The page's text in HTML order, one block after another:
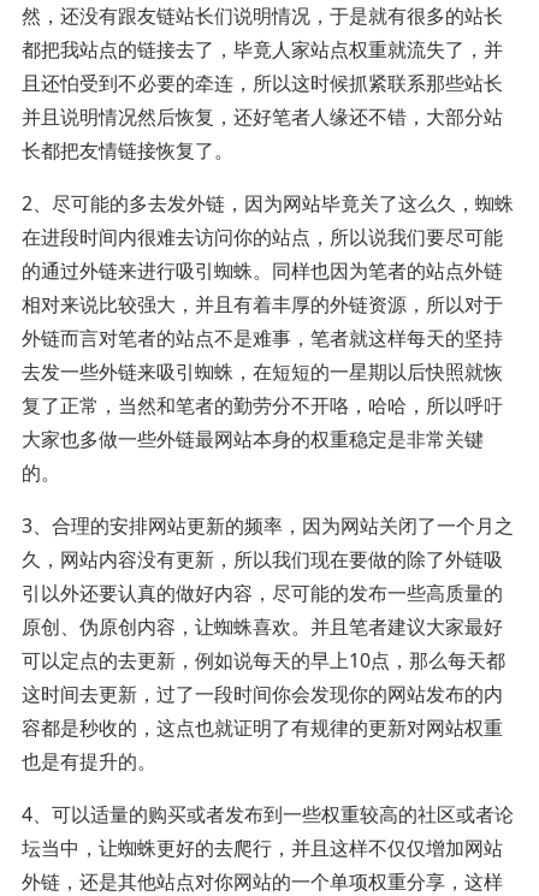
然，还没有跟友链站长们说明情况，于是就有很多的站长
都把我站点的链接去了，毕竟人家站点权重就流失了，并
且还怕受到不必要的牵连，所以这时候抓紧联系那些站长
并且说明情况然后恢复，还好笔者人缘还不错，大部分站
长都把友情链接恢复了。
2、尽可能的多去发外链，因为网站毕竟关了这么久，蜘蛛
在进段时间内很难去访问你的站点，所以说我们要尽可能
的通过外链来进行吸引蜘蛛。同样也因为笔者的站点外链
相对来说比较强大，并且有着丰厚的外链资源，所以对于
外链而言对笔者的站点不是难事，笔者就这样每天的坚持
去发一些外链来吸引蜘蛛，在短短的一星期以后快照就恢
复了正常，当然和笔者的勤劳分不开咯，哈哈，所以呼吁
大家也多做一些外链最网站本身的权重稳定是非常关键
的。
3、合理的安排网站更新的频率，因为网站关闭了一个月之
久，网站内容没有更新，所以我们现在要做的除了外链吸
引以外还要认真的做好内容，尽可能的发布一些高质量的
原创、伪原创内容，让蜘蛛喜欢。并且笔者建议大家最好
可以定点的去更新，例如说每天的早上10点，那么每天都
这时间去更新，过了一段时间你会发现你的网站发布的内
容都是秒收的，这点也就证明了有规律的更新对网站权重
也是有提升的。
4、可以适量的购买或者发布到一些权重较高的社区或者论
坛当中，让蜘蛛更好的去爬行，并且这样不仅仅增加网站
外链，还是其他站点对你网站的一个单项权重分享，这样